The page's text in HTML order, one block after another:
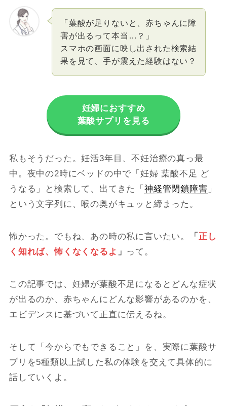
「葉酸が足りないと、赤ちゃんに障
害が出るって本当…？」
スマホの画面に映し出された検索結
果を見て、手が震えた経験はない？
妊婦におすすめ
葉酸サプリを見る
私もそうだった。妊活3年目、不妊治療の真っ最
中。夜中の2時にベッドの中で「妊婦 葉酸不足 ど
うなる」と検索して、出てきた「神経管閉鎖障害 」
という文字列に、喉の奥がキュッと締まった。
怖かった。でもね、あの時の私に言いたい。 「 正し
く知れば、怖くなくなるよ 」 って。
この記事では、妊婦が葉酸不足になるとどんな症状
が出るのか、赤ちゃんにどんな影響があるのかを、
エビデンスに基づいて正直に伝えるね。
そして「今からでもできること」を、実際に葉酸サ
プリを5種類以上試した私の体験を交えて具体的に
話していくよ。